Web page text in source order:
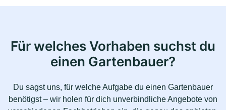
Für welches Vorhaben suchst du
einen Gartenbauer?
Du sagst uns, für welche Aufgabe du einen Gartenbauer
benötigst – wir holen für dich unverbindliche Angebote von